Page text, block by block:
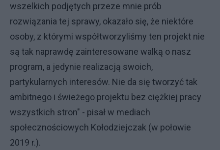
wszelkich podjętych przeze mnie prób
rozwiązania tej sprawy, okazało się, że niektóre
osoby, z którymi współtworzyliśmy ten projekt nie
są tak naprawdę zainteresowane walką o nasz
program, a jedynie realizacją swoich,
partykularnych interesów. Nie da się tworzyć tak
ambitnego i świeżego projektu bez ciężkiej pracy
wszystkich stron" - pisał w mediach
społecznościowych Kołodziejczak (w połowie
2019 r.).